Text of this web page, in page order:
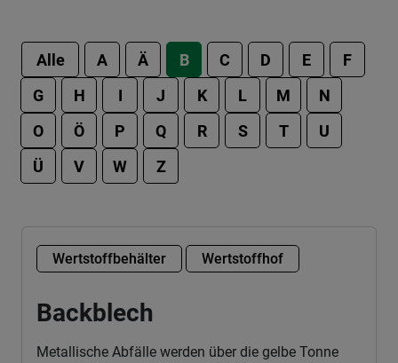
Alle A Ä B C D E
F
G
H I J K L M
N
O
Ö P Q R S T
U
Ü
V W Z
Wertstoffbehälter Wertstoffhof
Backblech
Metallische Abfälle werden über die gelbe Tonne